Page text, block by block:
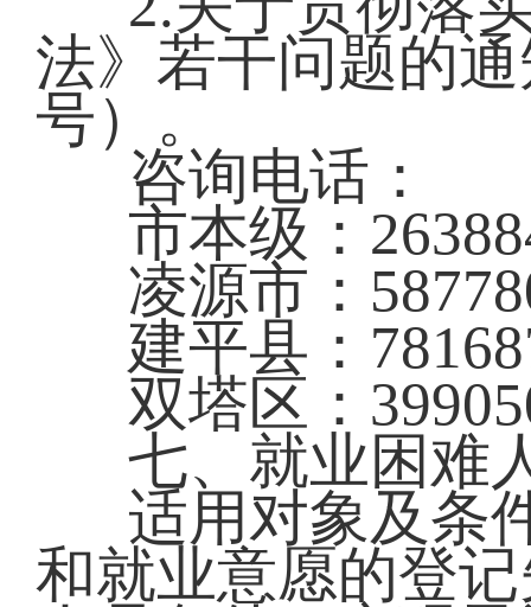
法》若干问题的
号）。
咨询电话：
市本级：
凌源市：
建平县：
双塔区：
七、就业困难
适用对象及条
和就业意愿的登